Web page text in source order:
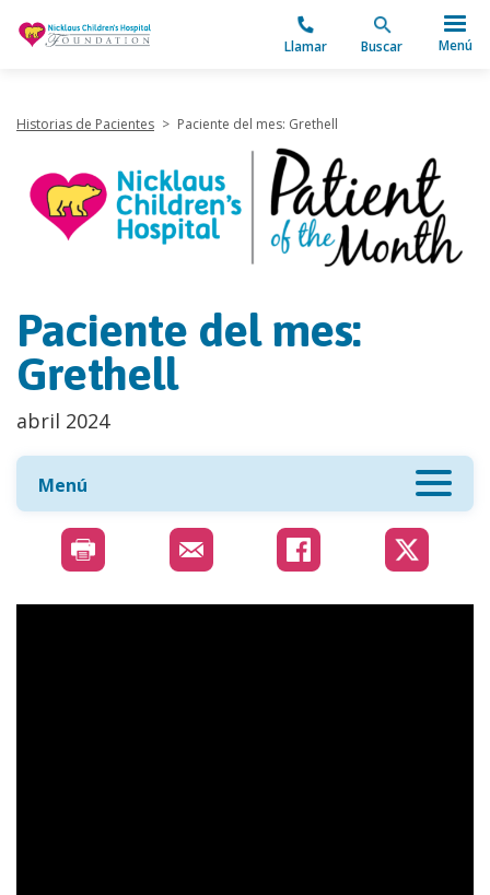
Llamar Buscar Menú
Historias de Pacientes > Paciente del mes: Grethell
Paciente del mes:
Grethell
abril 2024
Menú